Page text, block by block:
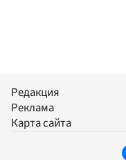
Редакция
Реклама
Карта сайта